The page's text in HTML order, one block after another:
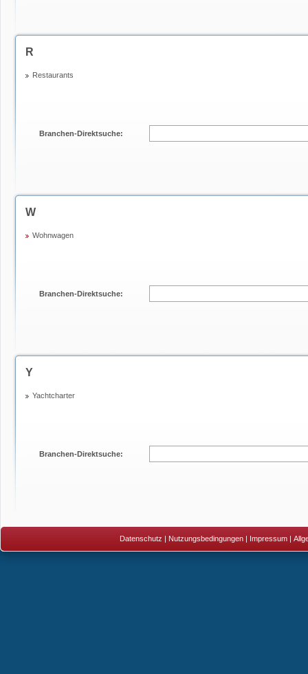
R
Restaurants
Branchen-Direktsuche:
W
Wohnwagen
Branchen-Direktsuche:
Y
Yachtcharter
Branchen-Direktsuche:
Datenschutz | Nutzungsbedingungen | Impressum |